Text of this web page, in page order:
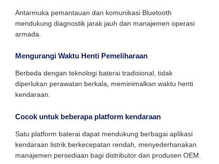
Antarmuka pemantauan dan komunikasi Bluetooth
mendukung diagnostik jarak jauh dan manajemen operasi
armada.
Mengurangi Waktu Henti Pemeliharaan
Berbeda dengan teknologi baterai tradisional, tidak
diperlukan perawatan berkala, meminimalkan waktu henti
kendaraan.
Cocok untuk beberapa platform kendaraan
Satu platform baterai dapat mendukung berbagai aplikasi
kendaraan listrik berkecepatan rendah, menyederhanakan
manajemen persediaan bagi distributor dan produsen OEM.